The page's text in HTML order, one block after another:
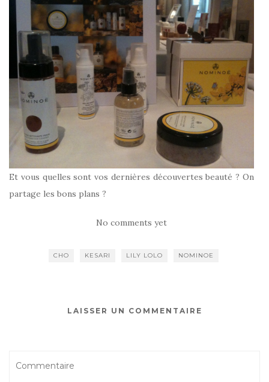
Et vous quelles sont vos dernières découvertes beauté ? On
partage les bons plans ?
No comments yet
CHO KESARI LILY LOLO NOMINOE
LAISSER UN COMMENTAIRE